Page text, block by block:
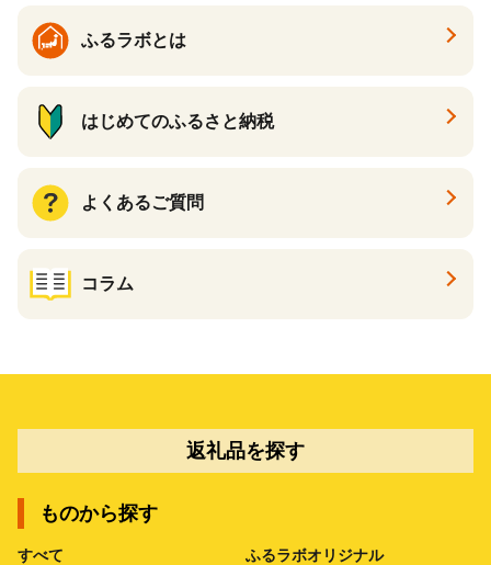
ふるラボとは
はじめてのふるさと納税
よくあるご質問
コラム
返礼品を探す
ものから探す
すべて ふるラボオリジナル